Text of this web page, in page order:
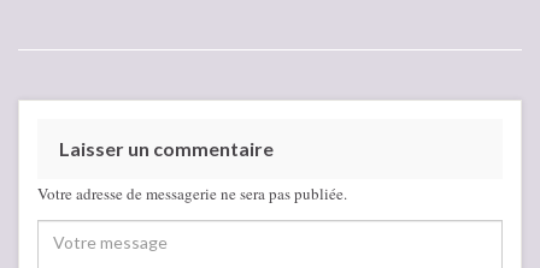
Laisser un commentaire
Votre adresse de messagerie ne sera pas publiée.